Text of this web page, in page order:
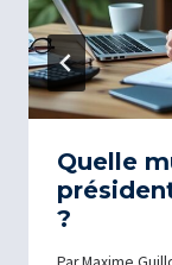
Quelle
?